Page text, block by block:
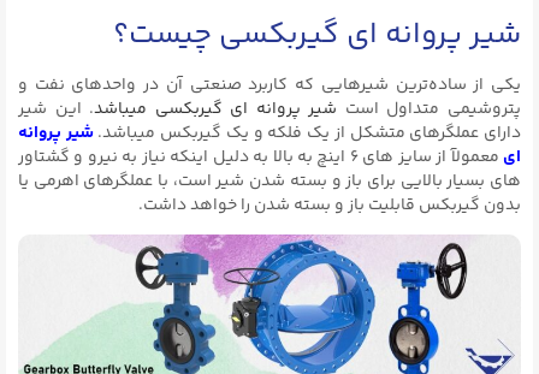
شیر پروانه ای گیربکسی چیست؟
یکی از ساده‌ترین شیرهایی که کاربرد صنعتی آن در واحدهای نفت و
پتروشیمی متداول است شیر پروانه ای گیربکسی میباشد. این شیر
دارای عملگرهای متشکل از یک فلکه و یک گیربکس میباشد.شیر پروانه
ای
معمولآ از سایز های ۶ اینچ به بالا به دلیل اینکه نیاز به نیرو و گشتاور
های بسیار بالایی برای باز و بسته شدن شیر است، با عملگرهای اهرمی یا
بدون گیربکس قابلیت باز و بسته شدن را خواهد داشت.